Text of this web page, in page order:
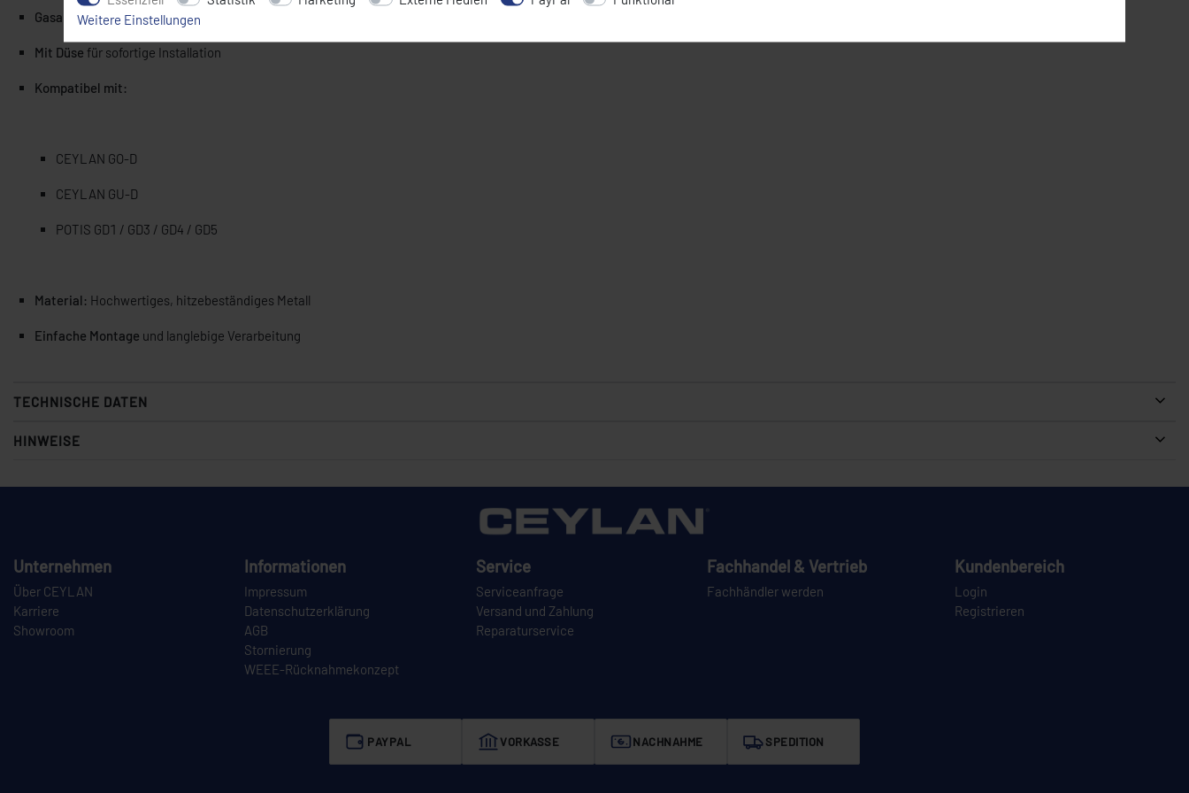
Gasarten:Propan / Butan / Flüssiggas
Mit Düse für sofortige Installation
Kompatibel mit:
CEYLAN GO-D
CEYLAN GU-D
POTIS GD1 / GD3 / GD4 / GD5
Material: Hochwertiges, hitzebeständiges Metall
Einfache Montage und langlebige Verarbeitung
TECHNISCHE DATEN
HINWEISE
Unternehmen
Über CEYLAN
Karriere
Showroom
Informationen
Impressum
Datenschutzerklärung
AGB
Stornierung
WEEE-Rücknahmekonzept
Service
Serviceanfrage
Versand und Zahlung
Reparaturservice
Fachhandel & Vertrieb
Fachhändler werden
Kundenbereich
Login
Registrieren
PAYPAL VORKASSE NACHNAHME SPEDITION
Weitere Einstellungen